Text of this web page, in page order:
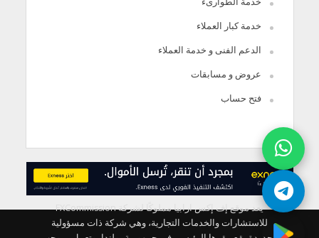
خدمة كبار العملاء
الدعم الفنى و خدمة العملاء
عروض و مسابقات
فتح حساب
يعد موقع إف إكس ارابيا مملوكًا لشركة FXCommission
للاستشارات والخدمات التجارية، وهي شركة ذات مسؤولية